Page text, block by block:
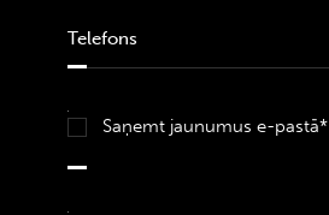
Saņemt jaunumus e-pastā*